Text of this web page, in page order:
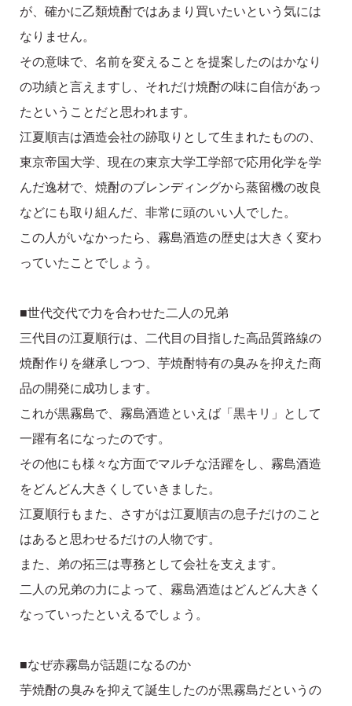
が、確かに乙類焼酎ではあまり買いたいという気には
なりません。
その意味で、名前を変えることを提案したのはかなり
の功績と言えますし、それだけ焼酎の味に自信があっ
たということだと思われます。
江夏順吉は酒造会社の跡取りとして生まれたものの、
東京帝国大学、現在の東京大学工学部で応用化学を学
んだ逸材で、焼酎のブレンディングから蒸留機の改良
などにも取り組んだ、非常に頭のいい人でした。
この人がいなかったら、霧島酒造の歴史は大きく変わ
っていたことでしょう。
■世代交代で力を合わせた二人の兄弟
三代目の江夏順行は、二代目の目指した高品質路線の
焼酎作りを継承しつつ、芋焼酎特有の臭みを抑えた商
品の開発に成功します。
これが黒霧島で、霧島酒造といえば「黒キリ」として
一躍有名になったのです。
その他にも様々な方面でマルチな活躍をし、霧島酒造
をどんどん大きくしていきました。
江夏順行もまた、さすがは江夏順吉の息子だけのこと
はあると思わせるだけの人物です。
また、弟の拓三は専務として会社を支えます。
二人の兄弟の力によって、霧島酒造はどんどん大きく
なっていったといえるでしょう。
■なぜ赤霧島が話題になるのか
芋焼酎の臭みを抑えて誕生したのが黒霧島だというの